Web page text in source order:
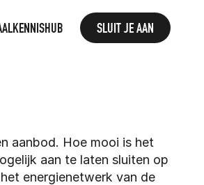
aanbod. Hoe mooi is het
aan te laten sluiten op
energienetwerk van de
KENNISHUB SLUIT JE AAN